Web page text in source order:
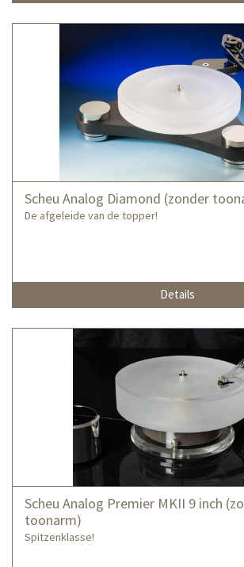
Scheu Analog Diamond (zonder
De afgeleide van de topper!
Details
Scheu Analog Premier MKII 9 inch
toonarm)
Spitzenklasse!